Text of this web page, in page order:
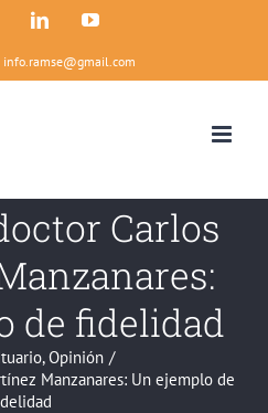
LinkedInYouTube
info.ramse@gmail.com
Carlos
de fidelidad
,Opinión /
Manzanares: Un ejemplo de